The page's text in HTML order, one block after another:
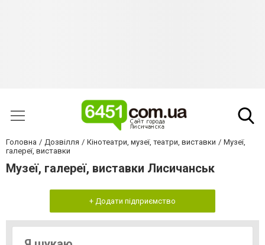
Головна Дозвілля Кінотеатри, музеї, театри, виставки
Музеї,
галереї, виставки
Музеї, галереї, виставки Лисичанськ
+ Додати підприємство